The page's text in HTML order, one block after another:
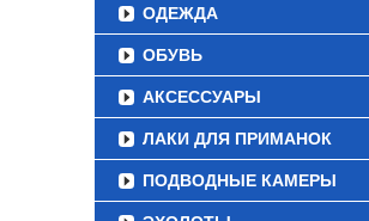
ОДЕЖДА
ОБУВЬ
АКСЕССУАРЫ
ЛАКИ ДЛЯ ПРИМАНОК
ПОДВОДНЫЕ КАМЕРЫ